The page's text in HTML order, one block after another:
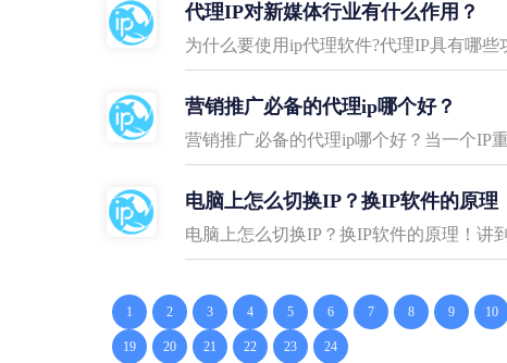
代理IP对新媒体行业有什么作用？
为什么要使用ip代理软件?代理IP具有哪
营销推广必备的代理ip哪个好？
营销推广必备的代理ip哪个好？当一个IP
电脑上怎么切换IP？换IP软件的原理
电脑上怎么切换IP？换IP软件的原理！讲
1 2 3 4 5 6 7 8 9 10
19 20 21 22 23 24